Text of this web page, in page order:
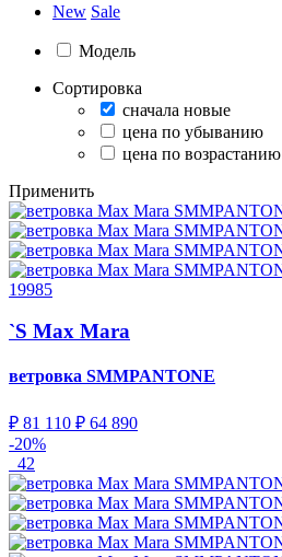
New Sale
Модель
Сортировка
сначала новые
цена по убыванию
цена по возрастанию
Применить
19985
`S Max Mara
ветровка SMMPANTONE
₽ 81 110 ₽ 64 890
-20%
42